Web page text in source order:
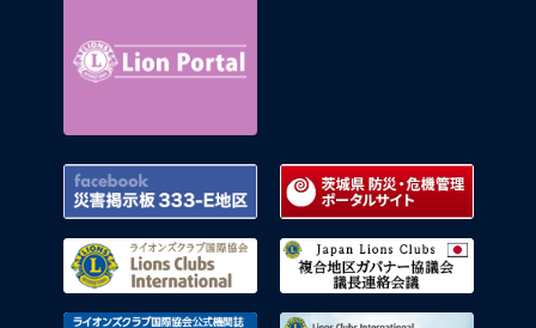
Facebook 災害掲示板 333-E地区
ライオンズクラブ国際協会